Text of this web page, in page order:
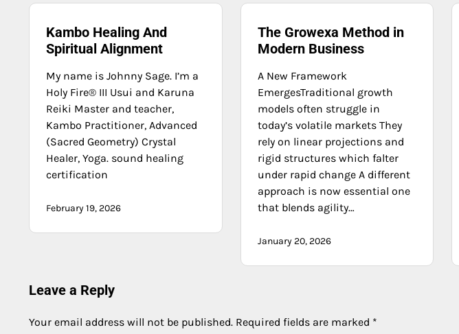
Kambo Healing And
Spiritual Alignment
My name is Johnny Sage. I’m a
Holy Fire® III Usui and Karuna
Reiki Master and teacher,
Kambo Practitioner, Advanced
(Sacred Geometry) Crystal
Healer, Yoga. sound healing
certification
February 19, 2026
The Growexa Method in
Modern Business
A New Framework
EmergesTraditional growth
models often struggle in
today’s volatile markets They
rely on linear projections and
rigid structures which falter
under rapid change A different
approach is now essential one
that blends agility…
January 20, 2026
Leave a Reply
Your email address will not be published. Required fields are marked *